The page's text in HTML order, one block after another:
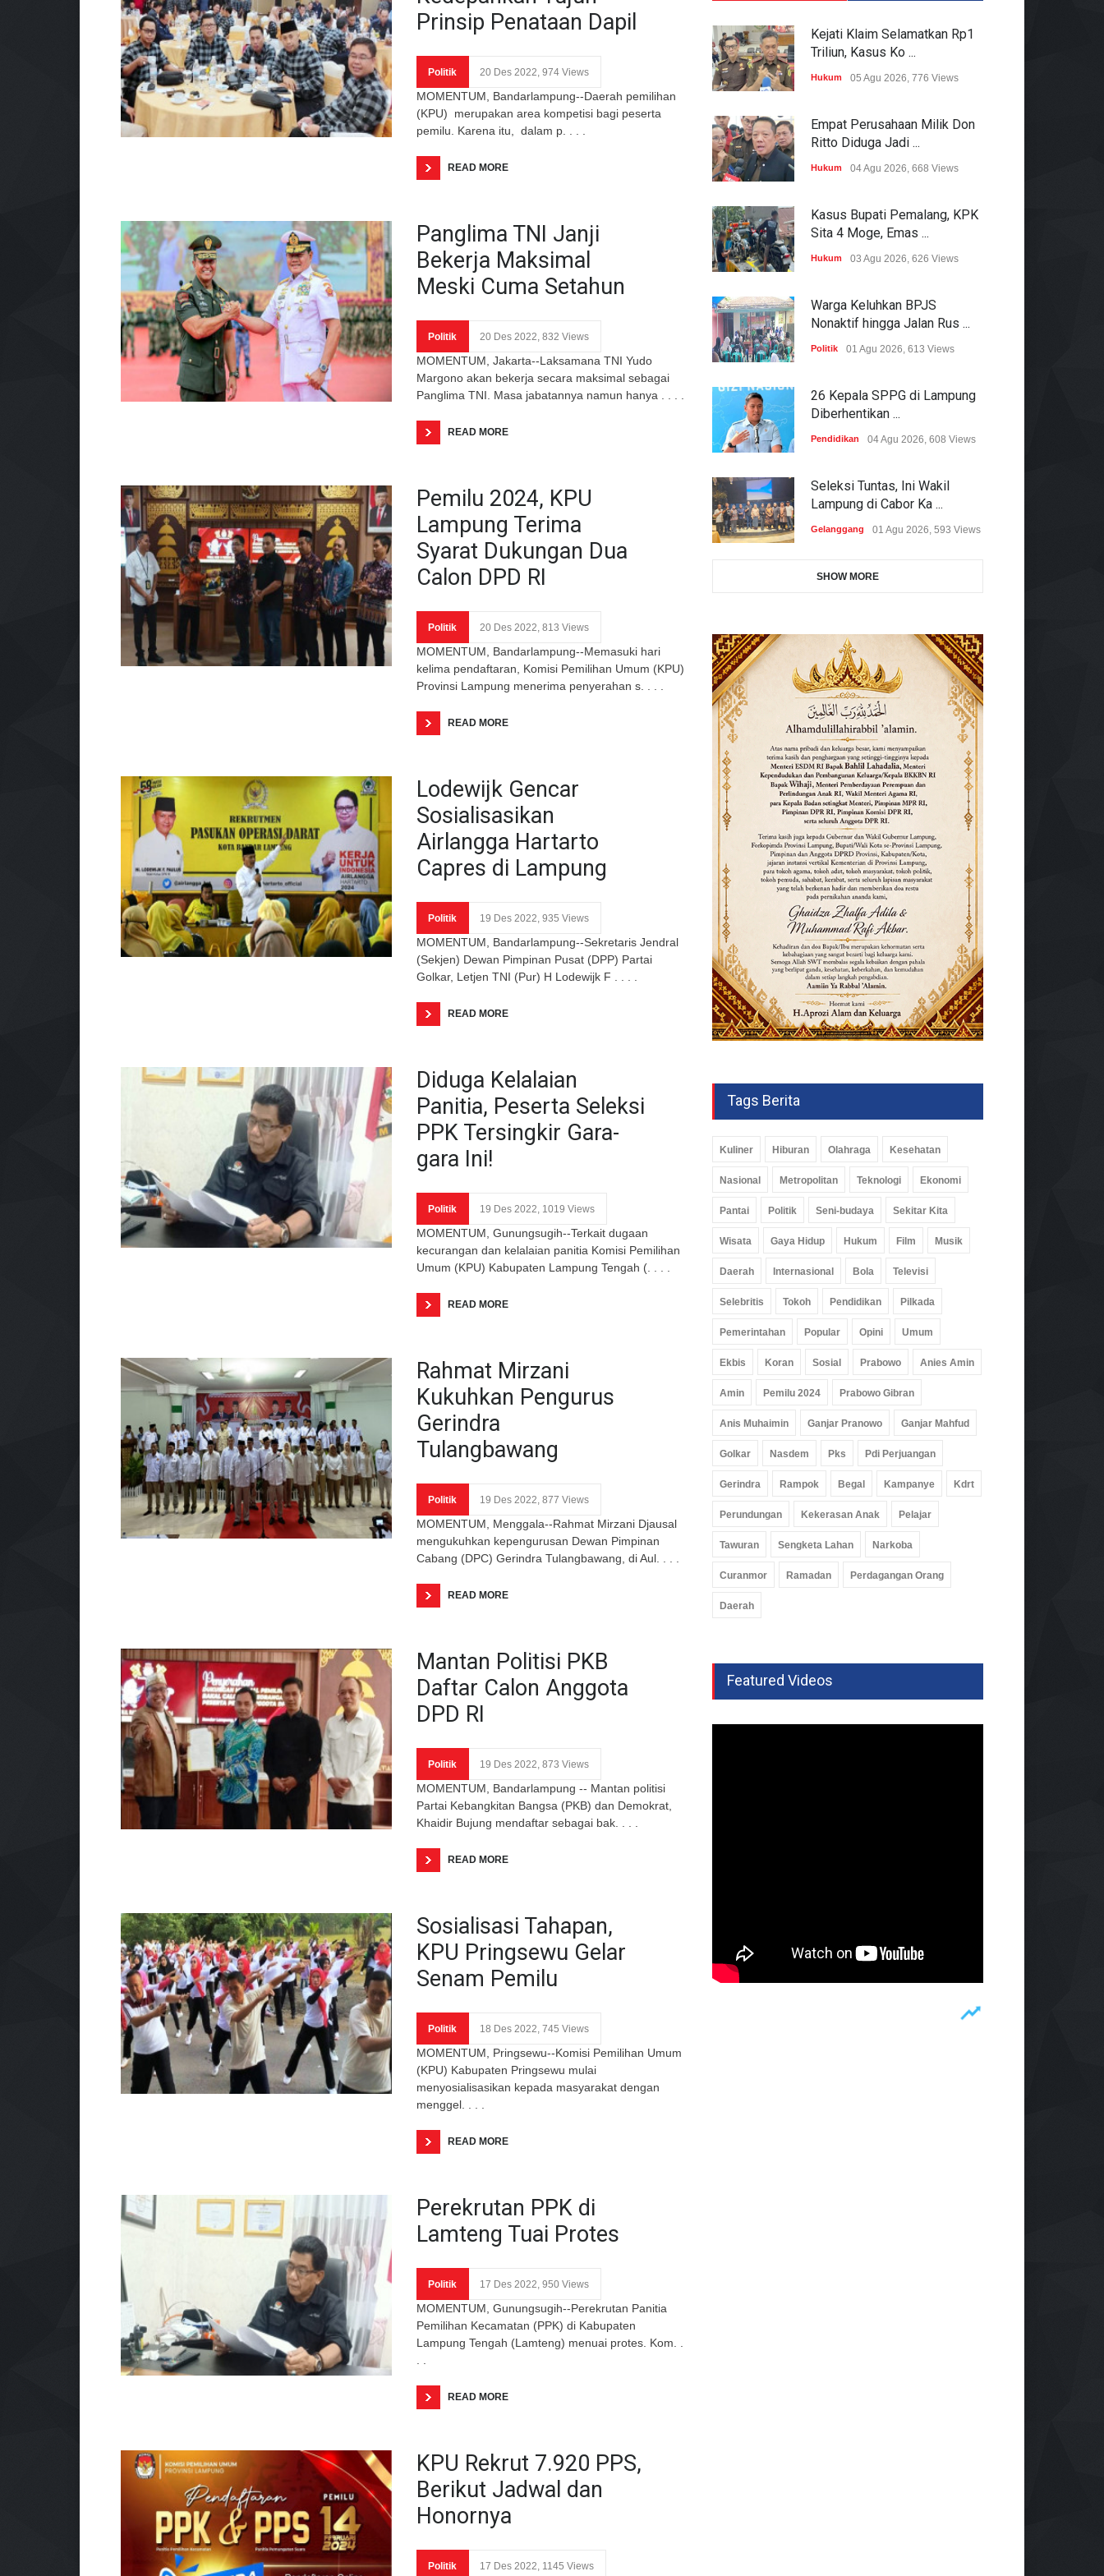
Prinsip Penataan Dapil
Politik 20 Des 2022, 974 Views
MOMENTUM, Bandarlampung--Daerah pemilihan
(KPU) merupakan area kompetisi bagi peserta
pemilu. Karena itu, dalam p. . . .
READ MORE
Panglima TNI Janji
Bekerja Maksimal
Meski Cuma Setahun
Politik 20 Des 2022, 832 Views
MOMENTUM, Jakarta--Laksamana TNI Yudo
Margono akan bekerja secara maksimal sebagai
Panglima TNI. Masa jabatannya namun hanya . . . .
READ MORE
Pemilu 2024, KPU
Lampung Terima
Syarat Dukungan Dua
Calon DPD RI
Politik 20 Des 2022, 813 Views
MOMENTUM, Bandarlampung--Memasuki hari
kelima pendaftaran, Komisi Pemilihan Umum (KPU)
Provinsi Lampung menerima penyerahan s. . . .
READ MORE
Lodewijk Gencar
Sosialisasikan
Airlangga Hartarto
Capres di Lampung
Politik 19 Des 2022, 935 Views
MOMENTUM, Bandarlampung--Sekretaris Jendral
(Sekjen) Dewan Pimpinan Pusat (DPP) Partai
Golkar, Letjen TNI (Pur) H Lodewijk F . . . .
READ MORE
Diduga Kelalaian
Panitia, Peserta Seleksi
PPK Tersingkir Gara-
gara Ini!
Politik 19 Des 2022, 1019 Views
MOMENTUM, Gunungsugih--Terkait dugaan
kecurangan dan kelalaian panitia Komisi Pemilihan
Umum (KPU) Kabupaten Lampung Tengah (. . . .
READ MORE
Rahmat Mirzani
Kukuhkan Pengurus
Gerindra
Tulangbawang
Politik 19 Des 2022, 877 Views
MOMENTUM, Menggala--Rahmat Mirzani Djausal
mengukuhkan kepengurusan Dewan Pimpinan
Cabang (DPC) Gerindra Tulangbawang, di Aul. . . .
READ MORE
Mantan Politisi PKB
Daftar Calon Anggota
DPD RI
Politik 19 Des 2022, 873 Views
MOMENTUM, Bandarlampung -- Mantan politisi
Partai Kebangkitan Bangsa (PKB) dan Demokrat,
Khaidir Bujung mendaftar sebagai bak. . . .
READ MORE
Sosialisasi Tahapan,
KPU Pringsewu Gelar
Senam Pemilu
Politik 18 Des 2022, 745 Views
MOMENTUM, Pringsewu--Komisi Pemilihan Umum
(KPU) Kabupaten Pringsewu mulai
menyosialisasikan kepada masyarakat dengan
menggel. . . .
READ MORE
Perekrutan PPK di
Lamteng Tuai Protes
Politik 17 Des 2022, 950 Views
MOMENTUM, Gunungsugih--Perekrutan Panitia
Pemilihan Kecamatan (PPK) di Kabupaten
Lampung Tengah (Lamteng) menuai protes. Kom. .
READ MORE
KPU Rekrut 7.920 PPS,
Berikut Jadwal dan
Honornya
Politik 17 Des 2022, 1145 Views
Kejati Klaim Selamatkan Rp1
Triliun, Kasus Ko ...
Hukum 05 Agu 2026, 776 Views
Empat Perusahaan Milik Don
Ritto Diduga Jadi ...
Hukum 04 Agu 2026, 668 Views
Kasus Bupati Pemalang, KPK
Sita 4 Moge, Emas ...
Hukum 03 Agu 2026, 626 Views
Warga Keluhkan BPJS
Nonaktif hingga Jalan Rus ...
Politik 01 Agu 2026, 613 Views
26 Kepala SPPG di Lampung
Diberhentikan ...
Pendidikan 04 Agu 2026, 608 Views
Seleksi Tuntas, Ini Wakil
Lampung di Cabor Ka ...
Gelanggang 01 Agu 2026, 593 Views
SHOW MORE
Tags Berita
Kuliner Hiburan Olahraga Kesehatan
Nasional Metropolitan Teknologi Ekonomi
Pantai Politik Seni-budaya Sekitar Kita
Wisata Gaya Hidup Hukum Film Musik
Daerah Internasional Bola Televisi
Selebritis Tokoh Pendidikan Pilkada
Pemerintahan Popular Opini Umum
Ekbis Koran Sosial Prabowo Anies Amin
Amin Pemilu 2024 Prabowo Gibran
Anis Muhaimin Ganjar Pranowo Ganjar Mahfud
Golkar Nasdem Pks Pdi Perjuangan
Gerindra Rampok Begal Kampanye Kdrt
Perundungan Kekerasan Anak Pelajar
Tawuran Sengketa Lahan Narkoba
Curanmor Ramadan Perdagangan Orang
Daerah
Featured Videos